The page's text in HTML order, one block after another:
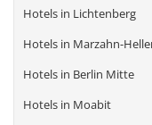
Hotels in Lichtenberg
Hotels in Marzahn-
Hotels in Berlin Mitte
Hotels in Moabit